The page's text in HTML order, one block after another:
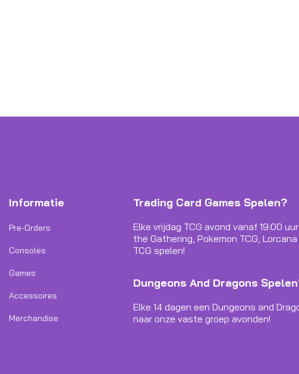
Informatie
Pre-Orders
Consoles
Games
Accessoires
Merchandise
Trading Card Games Spelen?
Elke vrijdag TCG avond vanaf 19:00
the Gathering, Pokemon TCG,
TCG spelen!
Dungeons And Dragons
Elke 14 dagen een Dungeons and
naar onze vaste groep avonden!